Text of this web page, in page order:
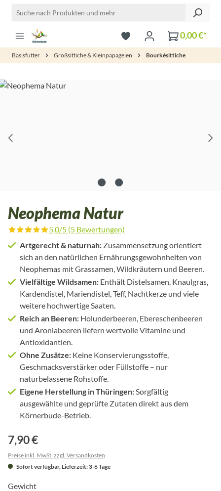
Zum Hauptinhalt springen
0,00 €*
Basisfutter Großsittiche & Kleinpapageien Bourkésittiche
Bildergalerie überspringen
Neophema Natur
Durchschnittliche Bewertung von 5 von 5 Sternen
5,0/5 (5 Bewertungen)
Artgerecht & naturnah: Zusammensetzung orientiert
sich an den natürlichen Ernährungsgewohnheiten von
Neophemas mit Grassamen, Wildkräutern und Beeren.
Vielfältige Wildsamen: Enthält Distelsamen, Knaulgras,
Kardendistel, Mariendistel, Teff, Nachtkerze und viele
weitere hochwertige Saaten.
Reich an Beeren: Holunderbeeren, Ebereschenbeeren
und Aroniabeeren liefern wertvolle Vitamine und
Antioxidantien.
Ohne Zusätze: Keine Konservierungsstoffe,
Geschmacksverstärker oder Füllstoffe – nur
naturbelassene Rohstoffe.
Eigene Herstellung in Thüringen:Sorgfältig
ausgewählte und geprüfte Zutaten direkt aus dem
Körnerbude-Betrieb.
7,90 €
Preise inkl. MwSt. zzgl. Versandkosten
Sofort verfügbar, Lieferzeit: 3-6 Tage
Gewicht